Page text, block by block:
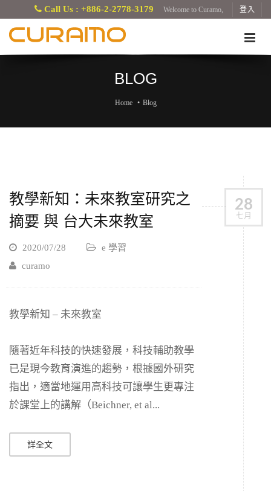
Call Us : +886-2-2778-3179 Welcome to Curamo, 登入
BLOG
Home Blog
28
七月
教學新知：未來教室研究之
摘要 與 台大未來教室
2020/07/28
e 學習
curamo
教學新知 – 未來教室
隨著近年科技的快速發展，科技輔助教學
已是現今教育演進的趨勢，根據國外研究
指出，適當地運用高科技可讓學生更專注
於課堂上的講解（Beichner, et al...
詳全文